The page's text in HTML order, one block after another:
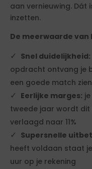
aan vernieuwing. Dát
inzetten.
De meerwaarde van
Snel duidelijkheid:
opdracht ontvang je
een goede match zien
Eerlijke marges:
tweede jaar wordt
verlaagd naar 11%
Supersnelle
heeft voldaan staat
uur op je rekening